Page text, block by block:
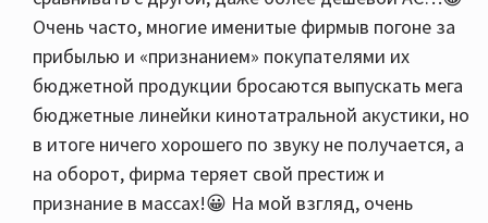
Очень часто, многие именитые фирмыв погоне за
прибылью и «признанием» покупателями их
бюджетной продукции бросаются выпускать мега
бюджетные линейки кинотатральной акустики, но
в итоге ничего хорошего по звуку не получается, а
на оборот, фирма теряет свой престиж и
признание в массах!😀 На мой взгляд, очень